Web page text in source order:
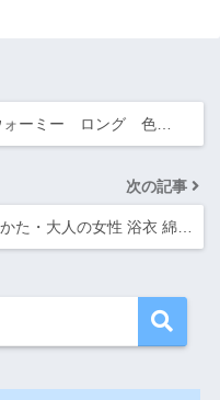
ォーミー ロング 色…
次の記事
た・大人の女性 浴衣 綿…